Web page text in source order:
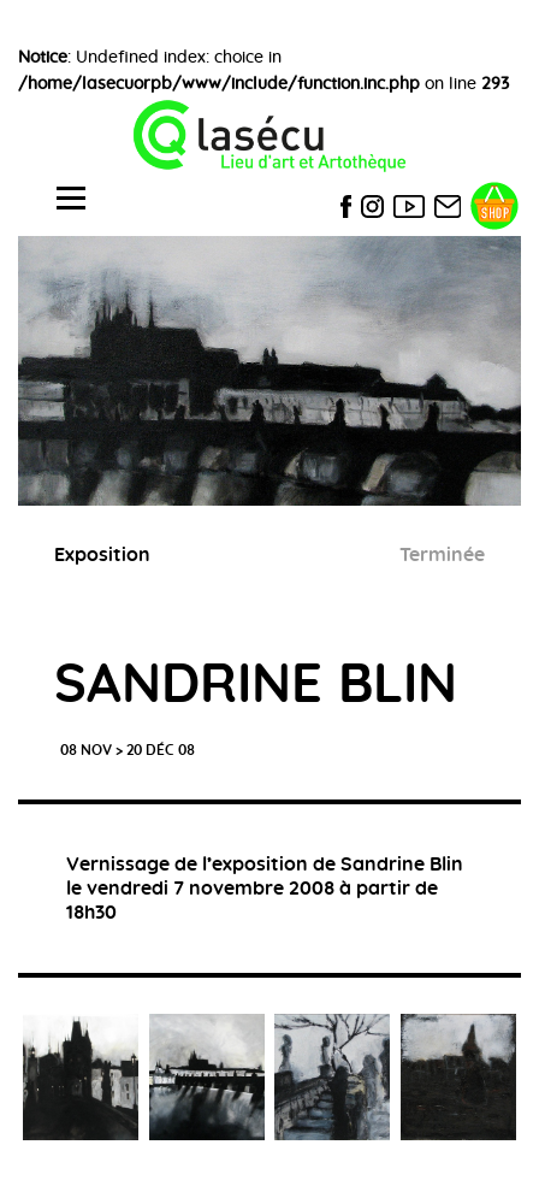
Notice: Undefined index: choice in
/home/lasecuorpb/www/include/function.inc.php on line 293
Exposition Terminée
SANDRINE BLIN
08 NOV > 20 DÉC 08
Vernissage de l’exposition de Sandrine Blin
le vendredi 7 novembre 2008 à partir de
18h30